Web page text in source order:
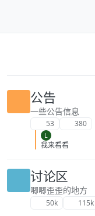
公告
一些公告信息
53 380
L
我来看看
讨论区
唧唧歪歪的地方
50k 115k